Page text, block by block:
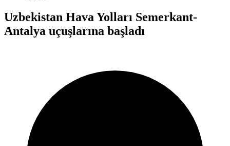
Uzbekistan Hava Yolları Semerkant-
Antalya uçuşlarına başladı